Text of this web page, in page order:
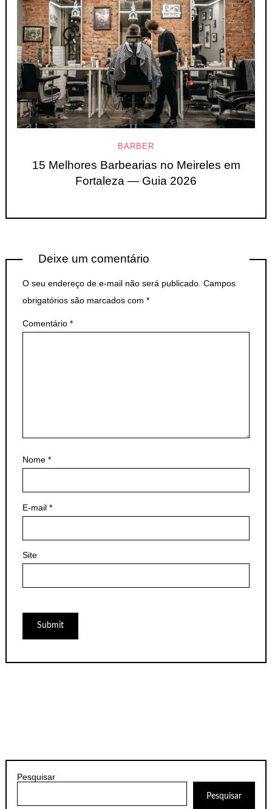
BARBER
15 Melhores Barbearias no Meireles em
Fortaleza — Guia 2026
Deixe um comentário
O seu endereço de e-mail não será publicado. Campos
obrigatórios são marcados com *
Comentário *
Nome *
E-mail *
Site
Pesquisar
Pesquisar